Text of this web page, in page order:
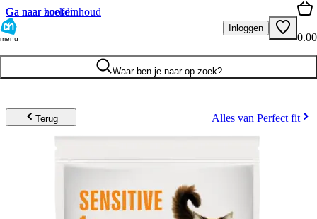
Ga naar hoofdinhoud
Ga naar zoeken
menu
Inloggen
0.00
Waar ben je naar op zoek?
Terug Alles van Perfect fit